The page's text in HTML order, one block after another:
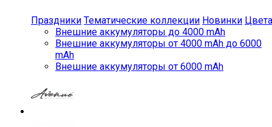
Праздники Тематические коллекции Новинки Цвета
Внешние аккумуляторы до 4000 mAh
Внешние аккумуляторы от 4000 mAh до 6000
mAh
Внешние аккумуляторы от 6000 mAh